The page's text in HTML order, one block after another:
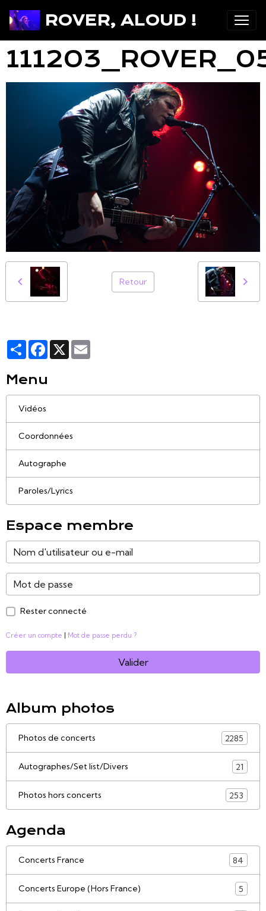
ROVER, ALOUD !
Retour
PartagerFacebook
X
Menu
Vidéos
Coordonnées
Autographe
Paroles/Lyrics
Espace membre
Rester connecté
Créer un compte Mot de passe perdu ?
Valider
Album photos
Photos de concerts 2285
Autographes/Set list/Divers 21
Photos hors concerts 253
Agenda
Concerts France 84
Concerts Europe (Hors France) 5